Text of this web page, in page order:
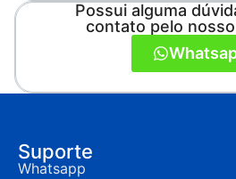
Possui alguma
contato pelo
Suporte
Whatsapp